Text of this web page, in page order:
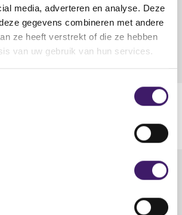
media, adverteren en analyse. Deze
gegevens combineren met andere
ze heeft verstrekt of die ze hebben
van uw gebruik van hun services.
r
r
l
a
a
EURONEXT - EURONEXT
AMSTERDAM
0,00
57.000,00
EUR
informatie
Eurocommercial Properties N.V.,